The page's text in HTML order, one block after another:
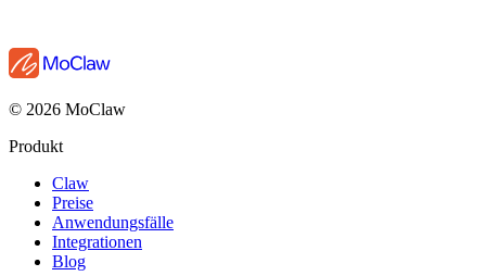
© 2026 MoClaw
Produkt
Claw
Preise
Anwendungsfälle
Integrationen
Blog